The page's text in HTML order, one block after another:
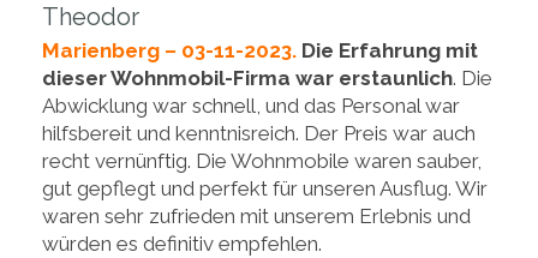
Theodor
Marienberg – 03-11-2023. Die Erfahrung mit
dieser Wohnmobil-Firma war erstaunlich. Die
Abwicklung war schnell, und das Personal war
hilfsbereit und kenntnisreich. Der Preis war auch
recht vernünftig. Die Wohnmobile waren sauber,
gut gepflegt und perfekt für unseren Ausflug. Wir
waren sehr zufrieden mit unserem Erlebnis und
würden es definitiv empfehlen.